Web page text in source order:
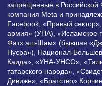
запрещенные в
компания Meta и
Facebook, «Правый
армия» (УПА), «Исламское
Фатх аш-Шам» (бывшая
Нусра»), Национал-
Каида», «УНА-УНСО»,
татарского народа»,
Дивижн», «Братство»